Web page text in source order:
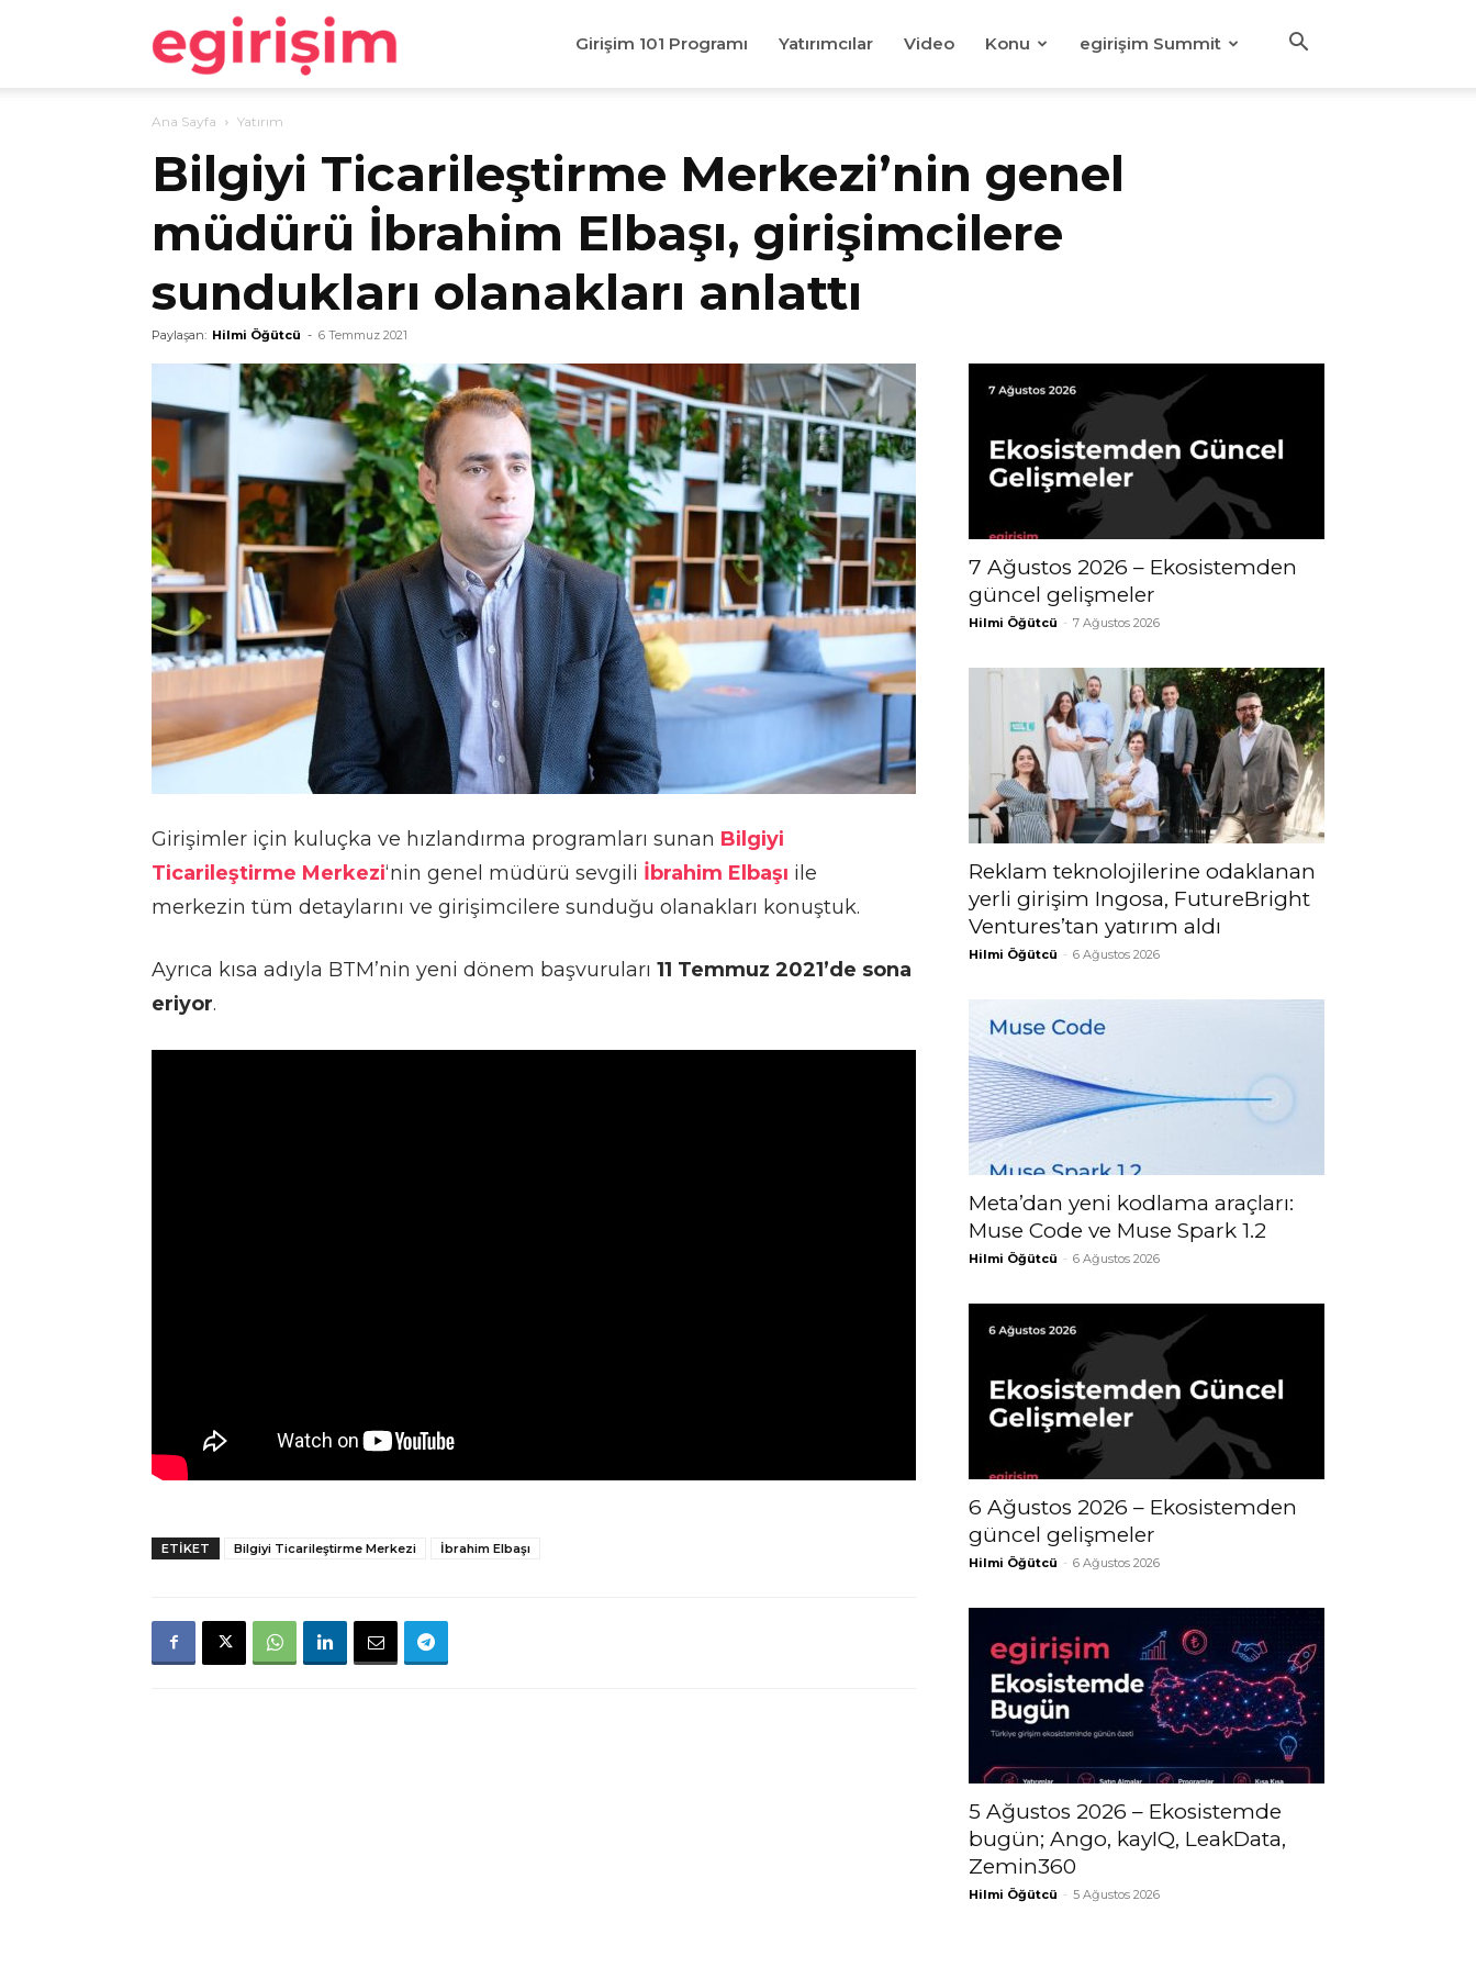
egirişim Girişim 101 Programı Yatırımcılar Video Konu egirişim Summit
Ana Sayfa Yatırım
Bilgiyi Ticarileştirme Merkezi’nin genel
müdürü İbrahim Elbaşı, girişimcilere
sundukları olanakları anlattı
Paylaşan: Hilmi Öğütcü - 6 Temmuz 2021
Girişimler için kuluçka ve hızlandırma programları sunan Bilgiyi
Ticarileştirme Merkezi‘nin genel müdürü sevgili İbrahim Elbaşı ile
merkezin tüm detaylarını ve girişimcilere sunduğu olanakları konuştuk.
Ayrıca kısa adıyla BTM’nin yeni dönem başvuruları 11 Temmuz 2021’de sona
eriyor.
ETIKET Bilgiyi Ticarileştirme Merkezi İbrahim Elbaşı
7 Ağustos 2026 – Ekosistemden
güncel gelişmeler
Hilmi Öğütcü - 7 Ağustos 2026
Reklam teknolojilerine odaklanan
yerli girişim Ingosa, FutureBright
Ventures’tan yatırım aldı
Hilmi Öğütcü - 6 Ağustos 2026
Meta’dan yeni kodlama araçları:
Muse Code ve Muse Spark 1.2
Hilmi Öğütcü - 6 Ağustos 2026
6 Ağustos 2026 – Ekosistemden
güncel gelişmeler
Hilmi Öğütcü - 6 Ağustos 2026
5 Ağustos 2026 – Ekosistemde
bugün; Ango, kayIQ, LeakData,
Zemin360
Hilmi Öğütcü - 5 Ağustos 2026